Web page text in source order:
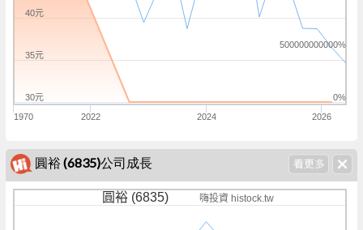
1970 2022 2024 2026
0%
500000000000%
30元
35元
40元
圓裕 (6835)公司成長
圓裕 (6835) 嗨投資 histock.tw